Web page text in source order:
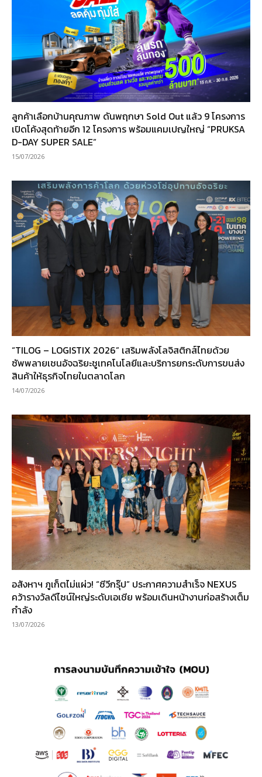
ลูกค้าเลือกบ้านคุณภาพ ดันพฤกษา Sold Out แล้ว 9 โครงการ
เปิดโค้งสุดท้ายอีก 12 โครงการ พร้อมแคมเปญใหญ่ “PRUKSA
D-DAY SUPER SALE”
15/07/2026
“TILOG – LOGISTIX 2026” เสริมพลังโลจิสติกส์ไทยด้วย
ซัพพลายเชนอัจฉริยะชูเทคโนโลยีและบริการยกระดับการขนส่ง
สินค้าให้ธุรกิจไทยในตลาดโลก
14/07/2026
อสังหาฯ ภูเก็ตไม่แผ่ว! “ซีวีกรุ๊ป” ประกาศความสำเร็จ NEXUS
คว้ารางวัลดีไซน์ใหญ่ระดับเอเชีย พร้อมเดินหน้างานก่อสร้างเต็ม
กำลัง
13/07/2026